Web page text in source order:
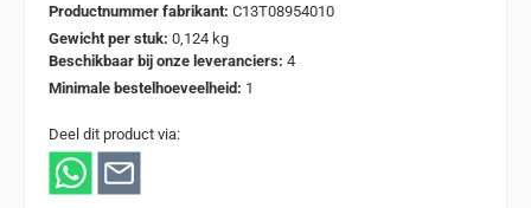
Productnummer fabrikant: C13T08954010
Gewicht per stuk: 0,124 kg
Beschikbaar bij onze leveranciers: 4
Minimale bestelhoeveelheid: 1
Deel dit product via: